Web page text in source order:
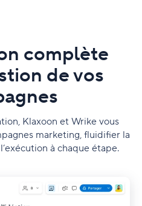
complète
de vos
Klaxoon et Wrike vous
marketing, fluidifier la
à chaque étape.